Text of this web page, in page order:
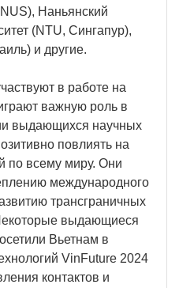
Наньянский
(NTU, Сингапур),
и другие.
в работе на
важную роль в
выдающихся научных
повлиять на
по всему миру. Они
международного
трансграничных
выдающиеся
Вьетнам в
VinFuture 2024
контактов и